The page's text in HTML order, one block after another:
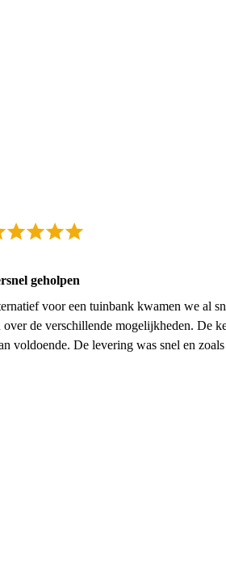
geholpen
voor een tuinbank kwamen we al
over de verschillende mogelijkheden. De
voldoende. De levering was snel en